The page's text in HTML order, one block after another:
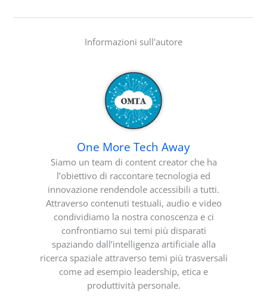
Informazioni sull'autore
One More Tech Away
Siamo un team di content creator che ha
l’obiettivo di raccontare tecnologia ed
innovazione rendendole accessibili a tutti.
Attraverso contenuti testuali, audio e video
condividiamo la nostra conoscenza e ci
confrontiamo sui temi più disparati
spaziando dall’intelligenza artificiale alla
ricerca spaziale attraverso temi più trasversali
come ad esempio leadership, etica e
produttività personale.